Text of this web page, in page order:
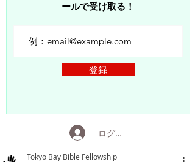
ールで受け取る！
登録
ログイン
Tokyo Bay Bible Fellowship